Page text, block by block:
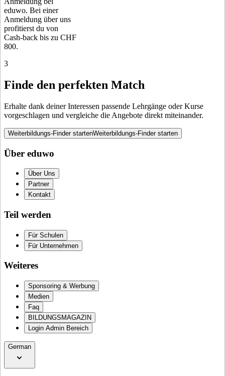
eduwo. Bei einer
Anmeldung über uns
profitierst du von
Cash-back bis zu CHF
800.
3
Finde den perfekten Match
Erhalte dank deiner Interessen passende Lehrgänge oder Kurse
vorgeschlagen und vergleiche die Angebote direkt miteinander.
Weiterbildungs-Finder startenWeiterbildungs-Finder starten
Über eduwo
Über Uns
Partner
Kontakt
Teil werden
Für Schulen
Für Unternehmen
Weiteres
Sponsoring & Werbung
Medien
Faq
BILDUNGSMAGAZIN
Login Admin Bereich
German